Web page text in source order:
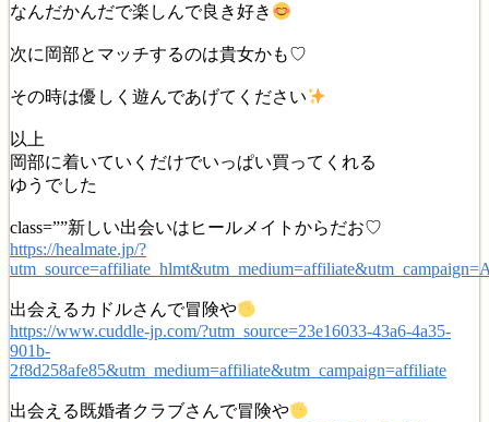
なんだかんだで楽しんで良き好き
次に岡部とマッチするのは貴女かも♡
その時は優しく遊んであげてください
以上
岡部に着いていくだけでいっぱい買ってくれる
ゆうでした
class=””新しい出会いはヒールメイトからだお♡
https://healmate.jp/?
出会えるカドルさんで冒険や
https://www.cuddle-jp.com/?utm_source=23e16033-43a6-4a35-
901b-
2f8d258afe85&utm_medium=affiliate&utm_campaign=affiliate
出会える既婚者クラブさんで冒険や